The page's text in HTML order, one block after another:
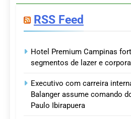
RSS Feed
Hotel Premium Campinas
segmentos de lazer e
Executivo com carreira
Balanger assume comando
Paulo Ibirapuera